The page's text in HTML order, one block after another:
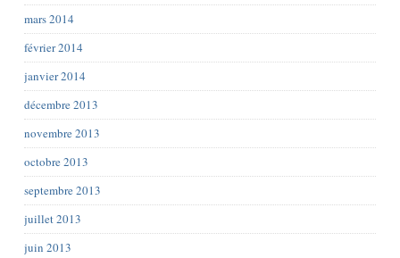
mars 2014
février 2014
janvier 2014
décembre 2013
novembre 2013
octobre 2013
septembre 2013
juillet 2013
juin 2013